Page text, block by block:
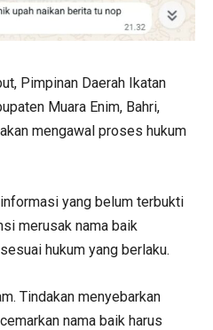
Pimpinan Daerah Ikatan
Muara Enim, Bahri,
mengawal proses hukum
yang belum terbukti
merusak nama baik
hukum yang berlaku.
Tindakan menyebarkan
nama baik harus